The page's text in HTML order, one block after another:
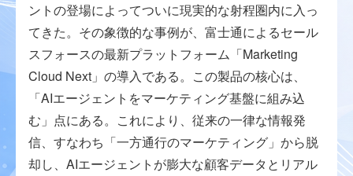
ントの登場によってついに現実的な射程圏内に入っ
てきた。その象徴的な事例が、富士通によるセール
スフォースの最新プラットフォーム「Marketing
Cloud Next」の導入である。この製品の核心は、
「AIエージェントをマーケティング基盤に組み込
む」点にある。これにより、従来の一律な情報発
信、すなわち「一方通行のマーケティング」から脱
却し、AIエージェントが膨大な顧客データとリアル